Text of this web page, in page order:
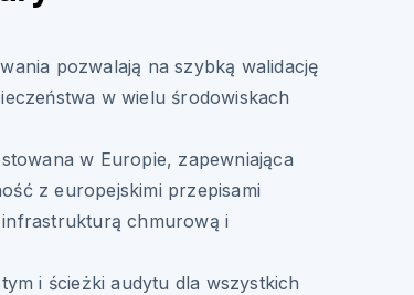
pozwalają na szybką walidację
w wielu środowiskach
w Europie, zapewniająca
z europejskimi przepisami
infrastrukturą chmurową i
i ścieżki audytu dla wszystkich